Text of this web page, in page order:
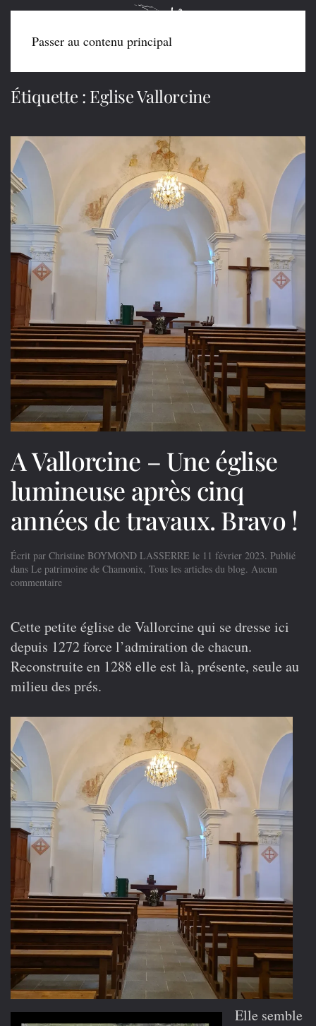
Passer au contenu principal
Étiquette : Eglise Vallorcine
A Vallorcine – Une église
lumineuse après cinq
années de travaux. Bravo !
Écrit par Christine BOYMOND LASSERRE le 11 février 2023. Publié
dans Le patrimoine de Chamonix, Tous les articles du blog. Aucun
commentairesur
–
Une
église
lumineuse
après
cinq
de
Cette petite église de Vallorcine qui se dresse ici
depuis 1272 force l’admiration de chacun.
Reconstruite en 1288 elle est là, présente, seule au
milieu des prés.
Elle semble